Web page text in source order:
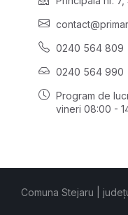
0240 564 809
0240 564 990
Program de
vineri 08:00 -
Comuna Stejaru |